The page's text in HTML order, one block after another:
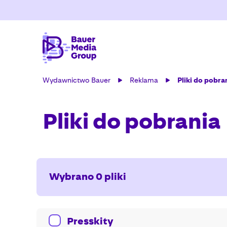
Wydawnictwo Bauer Reklama Pliki do
Pliki do pobrania
Wybrano0 pliki
Presskity